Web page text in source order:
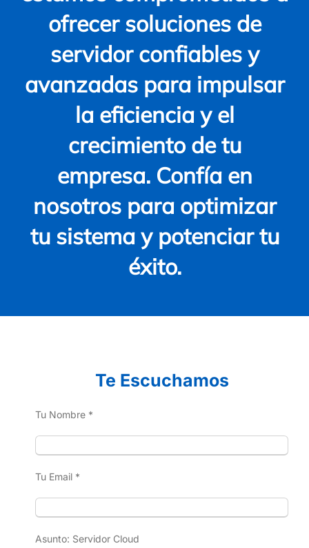
ofrecer soluciones de
servidor confiables y
avanzadas para impulsar
la eficiencia y el
crecimiento de tu
empresa. Confía en
nosotros para optimizar
tu sistema y potenciar tu
éxito.
Te Escuchamos
Tu Nombre *
Tu Email *
Asunto: Servidor Cloud